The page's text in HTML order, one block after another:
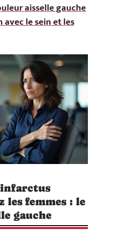
aisselle gauche
avec le sein et les
les femmes : le
gauche